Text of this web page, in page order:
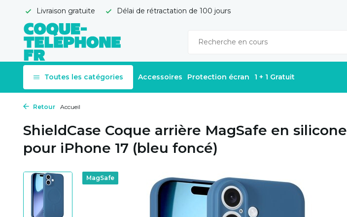
Livraison gratuite Délai de rétractation de 100 jours
Toutes les catégories Accessoires Protection écran 1 + 1 Gratuit
Retour Accueil
ShieldCase Coque arrière MagSafe en silicone
pour iPhone 17 (bleu foncé)
MagSafe